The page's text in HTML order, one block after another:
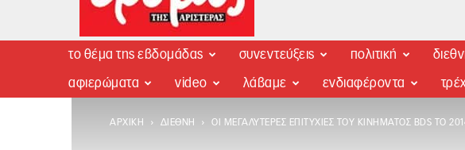
το θέμα της εβδομάδας συνεντεύξεις πολιτική
αφιερώματα video λάβαμε ενδιαφέροντα
ΑΡΧΙΚΉ ΔΙΕΘΝΉ ΟΙ ΜΕΓΑΛΎΤΕΡΕΣ ΕΠΙΤΥΧΊΕΣ ΤΟΥ ΚΙΝΉΜΑΤΟΣ BDS ΤΟ